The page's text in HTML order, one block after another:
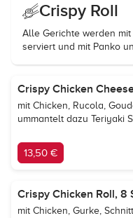
Crispy Roll
Alle Gerichte werden mit
serviert und mit Panko
Crispy Chicken
mit Chicken, Rucola,
ummantelt dazu Teriyaki
13,50 €
Crispy Chicken Roll, 8
mit Chicken, Gurke,